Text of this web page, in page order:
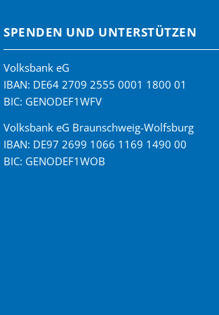
SPENDEN UND UNTERSTÜTZEN
Volksbank eG
IBAN: DE64 2709 2555 0001 1800 01
BIC: GENODEF1WFV
Volksbank eG Braunschweig-Wolfsburg
IBAN: DE97 2699 1066 1169 1490 00
BIC: GENODEF1WOB